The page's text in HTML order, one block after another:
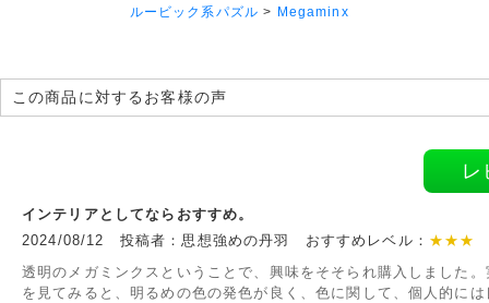
ルービック系パズル > Megaminx
この商品に対するお客様の声
レ
インテリアとしてならおすすめ。
2024/08/12 投稿者：思想強めの丹羽 おすすめレベル： ★★★
透明のメガミンクスということで、興味をそそられ購入しました。
を見てみると、明るめの色の発色が良く、色に関して、個人的には